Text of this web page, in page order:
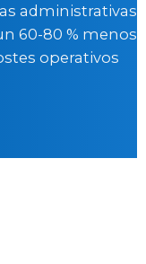
administrativas
60-80 % menos
operativos